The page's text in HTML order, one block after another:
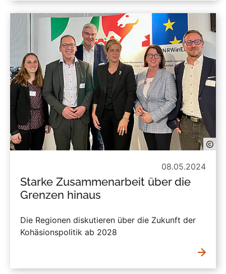
08.05.2024
Starke Zusammenarbeit über die
Grenzen hinaus
Die Regionen diskutieren über die Zukunft der
Kohäsionspolitik ab 2028